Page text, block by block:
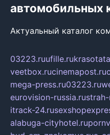
автомобильных
Актуальный каталог
03223.ruufille.ru
veetbox.rucinemapost.ru
mega-press.ru03223.ru
eurovision-russia.ru
itrack-24.ru
alabuga-cityhotel.ru